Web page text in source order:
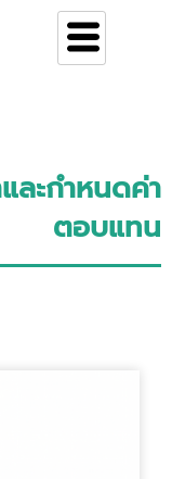
ละกำหนดค่า
ตอบแทน